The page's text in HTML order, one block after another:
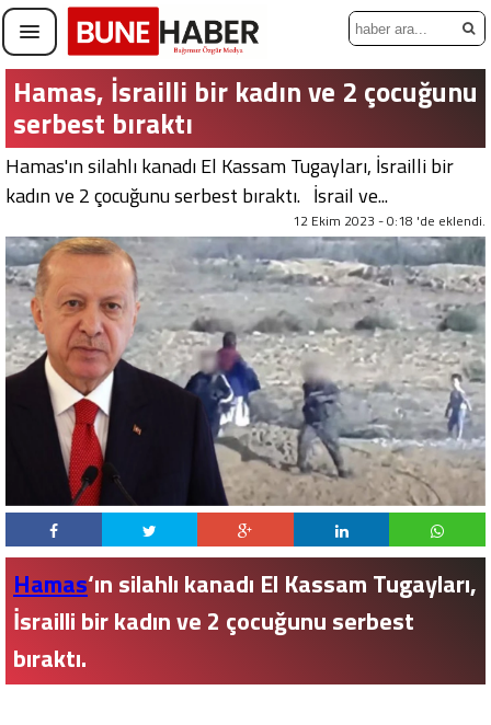
Hamas, İsrailli bir kadın ve 2 çocuğunu
serbest bıraktı
Hamas'ın silahlı kanadı El Kassam Tugayları, İsrailli bir
kadın ve 2 çocuğunu serbest bıraktı. İsrail ve...
12 Ekim 2023 - 0:18 'de eklendi.
Hamas‘ın silahlı kanadı El Kassam Tugayları,
İsrailli bir kadın ve 2 çocuğunu serbest
bıraktı.